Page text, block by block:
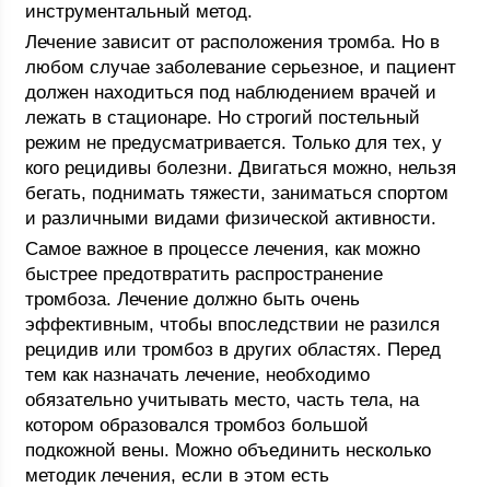
инструментальный метод.
Лечение зависит от расположения тромба. Но в
любом случае заболевание серьезное, и пациент
должен находиться под наблюдением врачей и
лежать в стационаре. Но строгий постельный
режим не предусматривается. Только для тех, у
кого рецидивы болезни. Двигаться можно, нельзя
бегать, поднимать тяжести, заниматься спортом
и различными видами физической активности.
Самое важное в процессе лечения, как можно
быстрее предотвратить распространение
тромбоза. Лечение должно быть очень
эффективным, чтобы впоследствии не разился
рецидив или тромбоз в других областях. Перед
тем как назначать лечение, необходимо
обязательно учитывать место, часть тела, на
котором образовался тромбоз большой
подкожной вены. Можно объединить несколько
методик лечения, если в этом есть